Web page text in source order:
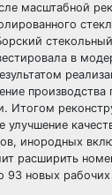
масштабной
стекольный
в
Итогом
улучшение
инородных
расширить
93 новых